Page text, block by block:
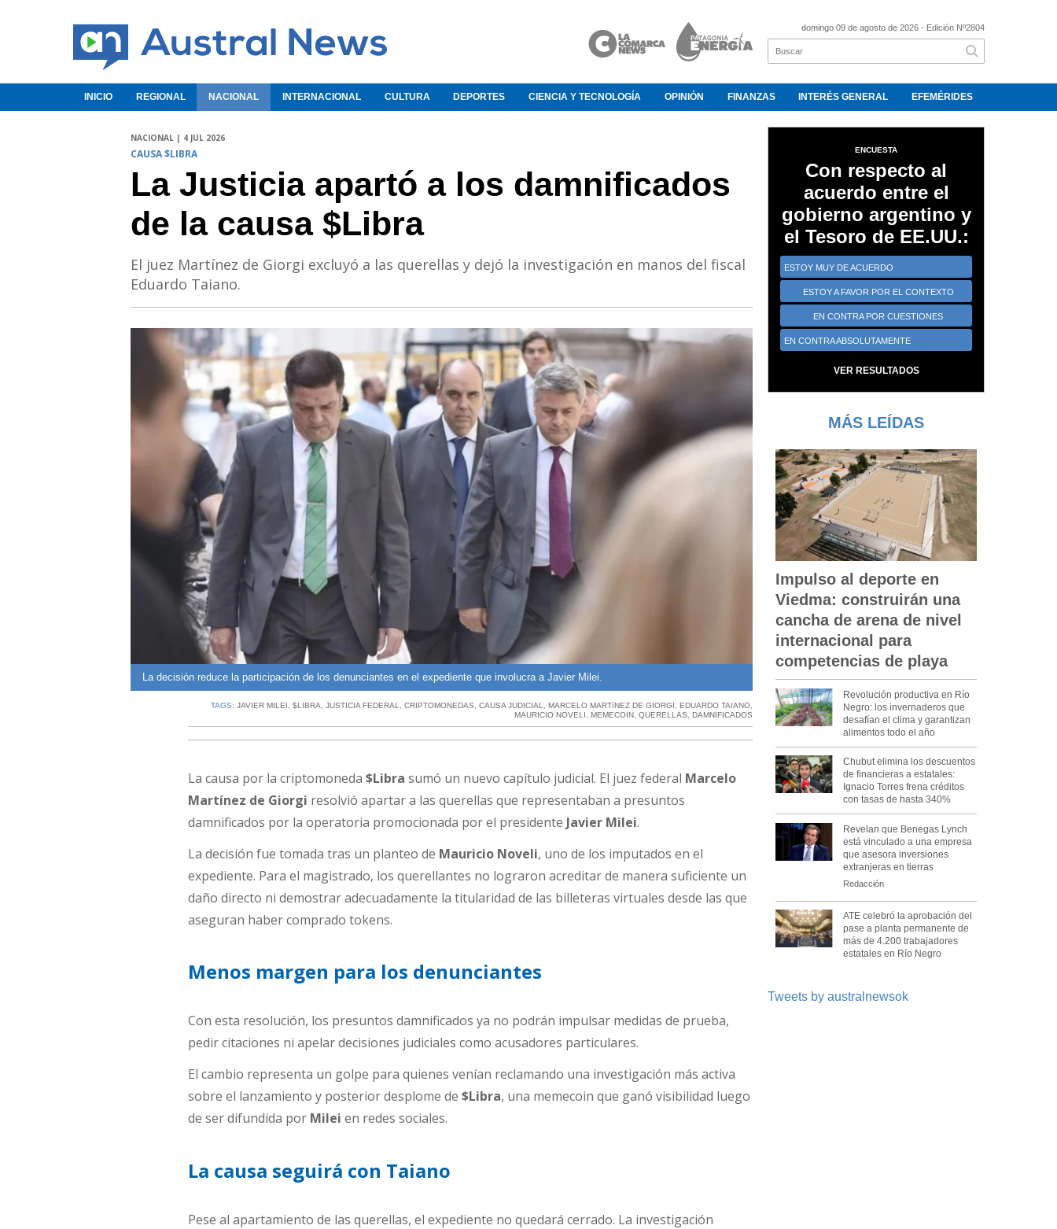
domingo 09 de agosto de 2026 - Edición Nº2804
INICIO REGIONAL NACIONAL INTERNACIONAL CULTURA DEPORTES CIENCIA Y TECNOLOGÍA OPINIÓN FINANZAS INTERÉS GENERAL EFEMÉRIDES
NACIONAL | 4 JUL 2026
CAUSA $LIBRA
La Justicia apartó a los damnificados
de la causa $Libra
El juez Martínez de Giorgi excluyó a las querellas y dejó la investigación en manos del fiscal
Eduardo Taiano.
La decisión reduce la participación de los denunciantes en el expediente que involucra a Javier Milei. La decisión reduce la participación de los denunciantes en el
TAGS:JAVIER MILEI ,$LIBRA ,JUSTICIA FEDERAL ,CRIPTOMONEDAS ,CAUSA JUDICIAL ,MARCELO MARTíNEZ DE GIORGI ,EDUARDO TAIANO
MAURICIO NOVELI
,MEMECOIN ,QUERELLAS ,DAMNIFICADOS
La causa por la criptomoneda$Libra sumó un nuevo capítulo judicial. El juez federal Marcelo
Martínez de Giorgi resolvió apartar a las querellas que representaban a presuntos
damnificados por la operatoria promocionada por el presidente Javier Milei.
La decisión fue tomada tras un planteo de Mauricio Noveli, uno de los imputados en el
expediente. Para el magistrado, los querellantes no lograron acreditar de manera suficiente un
daño directo ni demostrar adecuadamente la titularidad de las billeteras virtuales desde las que
aseguran haber comprado tokens.
Menos margen para los denunciantes
Con esta resolución, los presuntos damnificados ya no podrán impulsar medidas de prueba,
pedir citaciones ni apelar decisiones judiciales como acusadores particulares.
El cambio representa un golpe para quienes venían reclamando una investigación más activa
sobre el lanzamiento y posterior desplome de$Libra, una memecoin que ganó visibilidad luego
de ser difundida por Milei en redes sociales.
La causa seguirá con Taiano
Pese al apartamiento de las querellas, el expediente no quedará cerrado. La investigación
ENCUESTA
Con respecto al
acuerdo entre el
gobierno argentino y
el Tesoro de EE.UU.:
ESTOY MUY DE ACUERDO
ESTOY A FAVOR POR EL CONTEXTO
CRÍTICO
EN CONTRA POR CUESTIONES
ESTRATÉGICAS
EN CONTRA ABSOLUTAMENTE
VER RESULTADOS
MÁS LEÍDAS
Impulso al deporte en
Viedma: construirán una
cancha de arena de nivel
internacional para
competencias de playa
Revolución productiva en Río
Negro: los invernaderos que
desafían el clima y garantizan
alimentos todo el año
Chubut elimina los descuentos
de financieras a estatales:
Ignacio Torres frena créditos
con tasas de hasta 340%
Revelan que Benegas Lynch
está vinculado a una empresa
que asesora inversiones
extranjeras en tierras
Redacción
ATE celebró la aprobación del
pase a planta permanente de
más de 4.200 trabajadores
estatales en Río Negro
Tweets by australnewsok